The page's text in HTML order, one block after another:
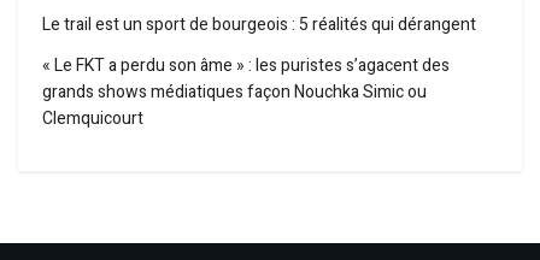
Le trail est un sport de bourgeois : 5 réalités qui dérangent
« Le FKT a perdu son âme » : les puristes s’agacent des
grands shows médiatiques façon Nouchka Simic ou
Clemquicourt